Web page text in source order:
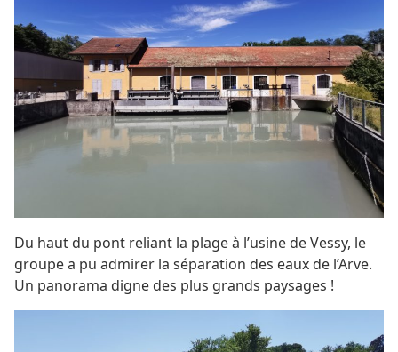
Du haut du pont reliant la plage à l’usine de Vessy, le
groupe a pu admirer la séparation des eaux de l’Arve.
Un panorama digne des plus grands paysages !